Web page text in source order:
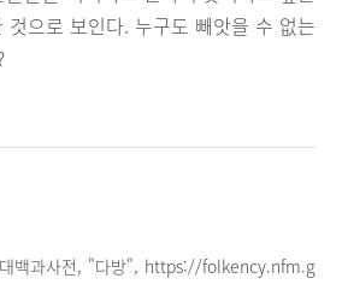
것으로 보인다. 누구도 빼앗을 수 없는
백과사전, "다방", https://folkency.nfm.g